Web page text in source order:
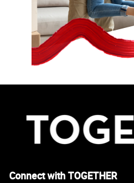
Connect with TOGETHER